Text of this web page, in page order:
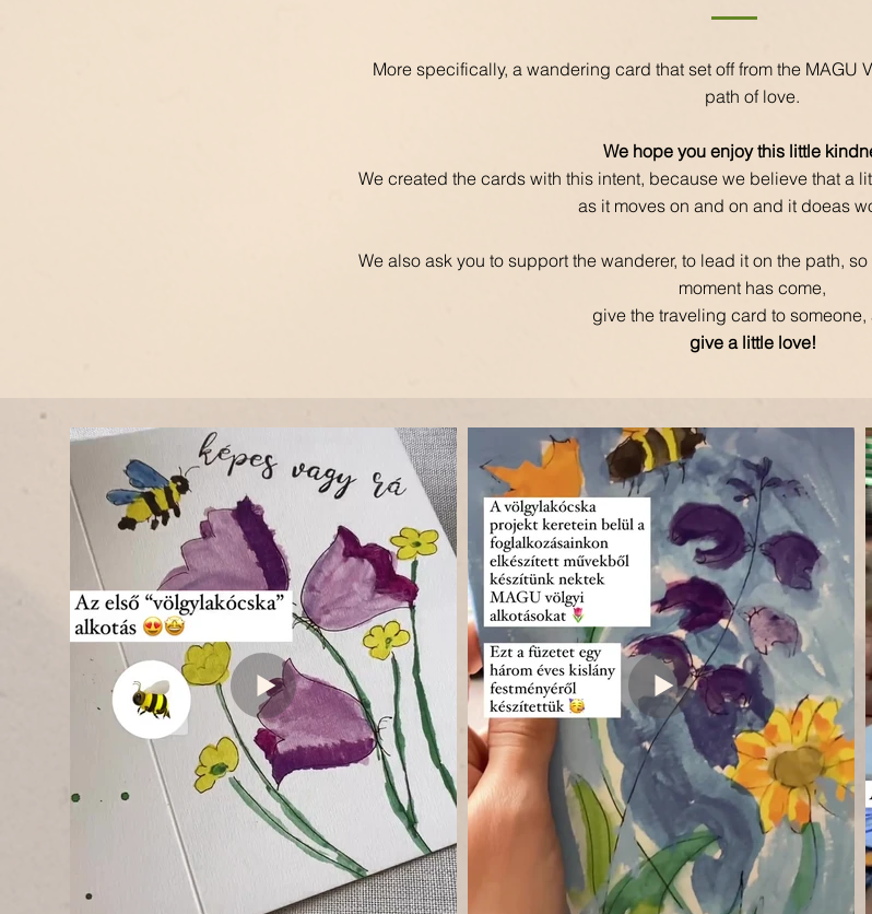
More specifically, a wandering card that set off from the MAGU
path of love.
We hope you enjoy this little
We created the cards with this intent, because we believe that a
as it moves on and on and it doeas
We also ask you to support the wanderer, to lead it on the path,
moment has come,
give the traveling card to someone,
give a little love!